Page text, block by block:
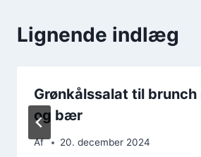
Lignende indlæg
Grønkålssalat til
og bær
Af 20. december 2024